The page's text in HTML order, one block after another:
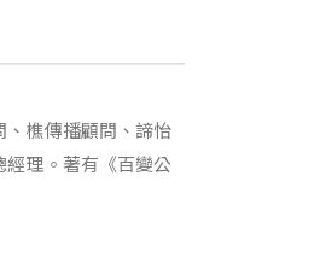
樵傳播顧問、諦怡
理。著有《百變公